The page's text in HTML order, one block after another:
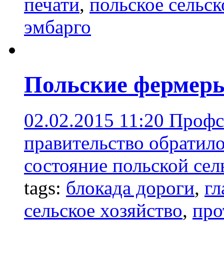
эмбарго
Польские
02.02.2015 11:20
правительство
состояние польской
tags: блокада дороги,
сельское хозяйство,